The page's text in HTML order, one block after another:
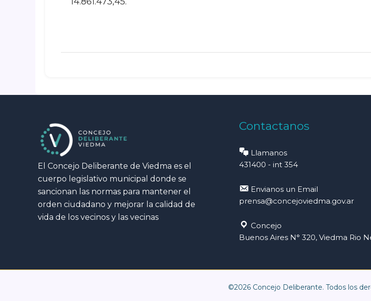
El Concejo Deliberante de Viedma es el
cuerpo legislativo municipal donde se
sancionan las normas para mantener el
orden ciudadano y mejorar la calidad de
vida de los vecinos y las vecinas
Contactanos
Llamanos
431400 - int 354
Envianos un Email
prensa@concejoviedma.gov.ar
Concejo
Buenos Aires N° 320, Viedma Rio
©2026 Concejo Deliberante. Todos los